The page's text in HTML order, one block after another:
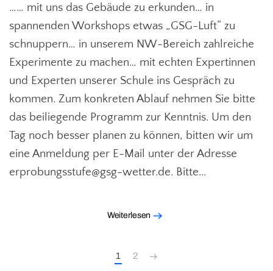
…… mit uns das Gebäude zu erkunden… in
spannenden Workshops etwas „GSG-Luft“ zu
schnuppern… in unserem NW-Bereich zahlreiche
Experimente zu machen… mit echten Expertinnen
und Experten unserer Schule ins Gespräch zu
kommen. Zum konkreten Ablauf nehmen Sie bitte
das beiliegende Programm zur Kenntnis. Um den
Tag noch besser planen zu können, bitten wir um
eine Anmeldung per E-Mail unter der Adresse
erprobungsstufe@gsg-wetter.de. Bitte...
Weiterlesen
1 2